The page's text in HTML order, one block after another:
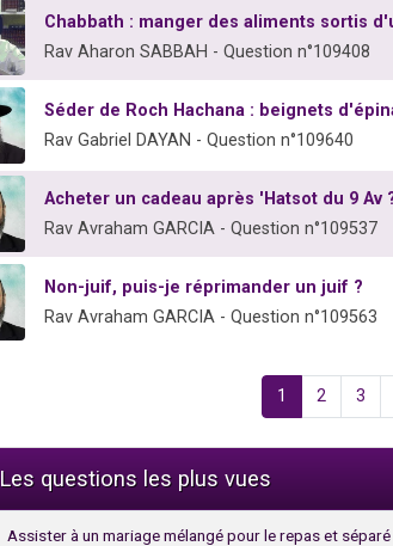
Chabbath : manger des aliments sortis
Rav Aharon SABBAH - Question n°109408
Séder de Roch Hachana : beignets
Rav Gabriel DAYAN - Question n°109640
Acheter un cadeau après 'Hatsot du 9 Av
Rav Avraham GARCIA - Question n°109537
Non-juif, puis-je réprimander un juif ?
Rav Avraham GARCIA - Question n°109563
1 2 3
Les questions les plus vues
Assister à un mariage mélangé pour le repas et